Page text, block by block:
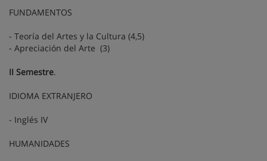
FUNDAMENTOS
- Teoría del Artes y la Cultura (4,5)
- Apreciación del Arte (3)
II Semestre.
IDIOMA EXTRANJERO
- Inglés IV
HUMANIDADES